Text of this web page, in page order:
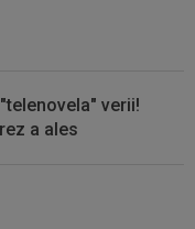
verii!
a ales